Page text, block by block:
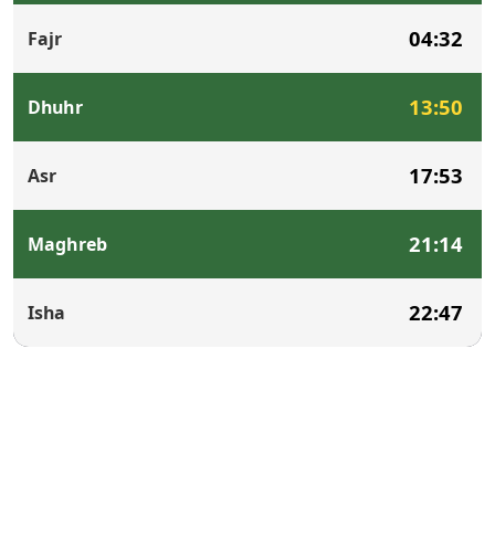
Fajr 04:32
Dhuhr 13:50
Asr 17:53
Maghreb 21:14
Isha 22:47